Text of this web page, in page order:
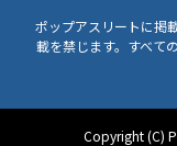
ポップアスリートに掲
載を禁じます。すべて
Copyright (C)